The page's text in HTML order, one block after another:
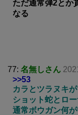
ただ通常弾2とか
なる
77: 名無しさん
>>53
カラとツラヌキ
ショット蛇とロ
通常ボウガン何